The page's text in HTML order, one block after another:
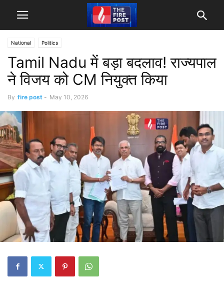
National Politics
Tamil Nadu में बड़ा बदलाव! राज्यपाल
ने विजय को CM नियुक्त किया
By fire post - May 10, 2026